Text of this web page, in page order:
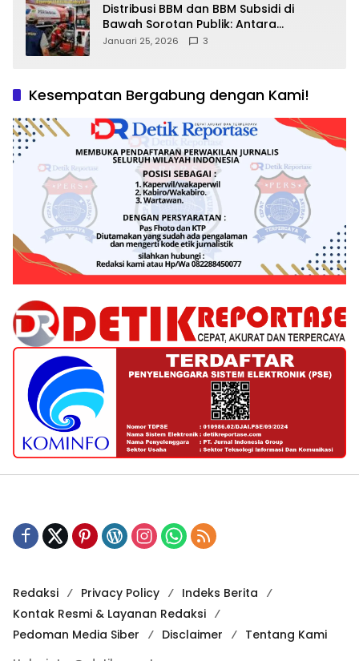
Distribusi BBM dan BBM Subsidi di
Bawah Sorotan Publik: Antara
Kepentingan Negara, Hak Konsumen,
Januari 25, 2026 3
Kesempatan Bergabung dengan Kami!
Redaksi Privacy Policy
Indeks Berita
Kontak Resmi & Layanan Redaksi
Pedoman Media Siber
Disclaimer
Tentang Kami